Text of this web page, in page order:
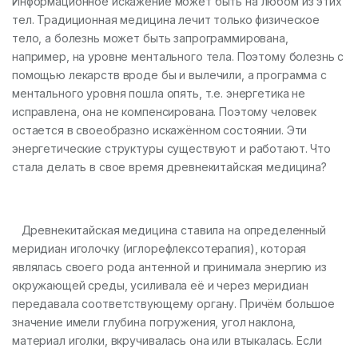
тел. Традиционная медицина лечит только физическое
тело, а болезнь может быть запрограммирована,
например, на уровне ментального тела. Поэтому болезнь с
помощью лекарств вроде бы и вылечили, а программа с
ментального уровня пошла опять, т.е. энергетика не
исправлена, она не компенсирована. Поэтому человек
остается в своеобразно искажённом состоянии. Эти
энергетические структуры существуют и работают. Что
стала делать в свое время древнекитайская медицина?
Древнекитайская медицина ставила на определенный
меридиан иголочку (иглорефлексотерапия), которая
являлась своего рода антенной и принимала энергию из
окружающей среды, усиливала её и через меридиан
передавала соответствующему органу. Причём большое
значение имели глубина погружения, угол наклона,
материал иголки, вкручивалась она или втыкалась. Если